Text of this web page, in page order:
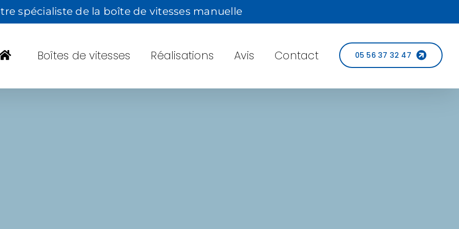
spécialiste de la boîte de vitesses manuelle
Boîtes de vitesses Réalisations Avis Contact 05 56 37 32 47